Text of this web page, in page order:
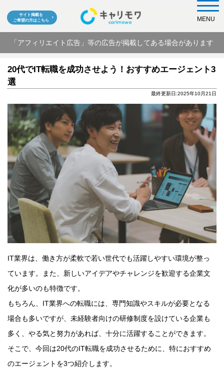
サイト掲載を
ご希望の方はこちら
「アフィリエイト広告」等の広告が掲載してある場合があります
MENU
20代でIT転職を成功させよう！おすすめエージェント3
選
最終更新日:2025年10月21日
IT業界は、働き方が柔軟で若い世代でも活躍しやすい環境が整っ
ています。また、新しいアイデアやチャレンジを歓迎する企業文
化が多いのも特徴です。
もちろん、IT業界への転職には、専門知識やスキルが必要となる
場合も多いですが、未経験者向けの研修制度を設けている企業も
多く、やる気と努力があれば、十分に活躍することができます。
そこで、今回は20代のIT転職を成功させるために、特におすすめ
のエージェントを3つ紹介します。